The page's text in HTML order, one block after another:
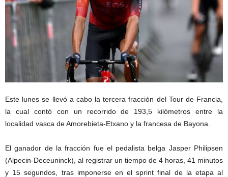
Este lunes se llevó a cabo la tercera fracción del Tour de Francia,
la cual contó con un recorrido de 193,5 kilómetros entre la
localidad vasca de Amorebieta-Etxano y la francesa de Bayona.
El ganador de la fracción fue el pedalista belga Jasper Philipsen
(Alpecin-Deceuninck), al registrar un tiempo de 4 horas, 41 minutos
y 15 segundos, tras imponerse en el sprint final de la etapa al